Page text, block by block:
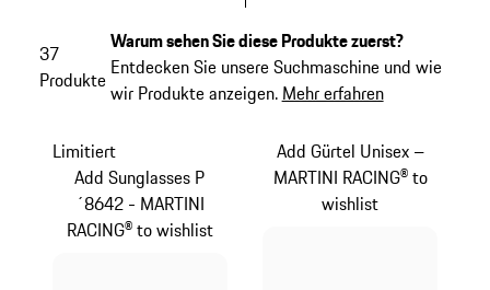
37
Produkte
Warum sehen Sie diese Produkte zuerst?
Entdecken Sie unsere Suchmaschine und wie
wir Produkte anzeigen. Mehr erfahren
Limitiert
Add Sunglasses P
´8642 - MARTINI
RACING® to wishlist
Add Gürtel Unisex –
MARTINI RACING® to
wishlist